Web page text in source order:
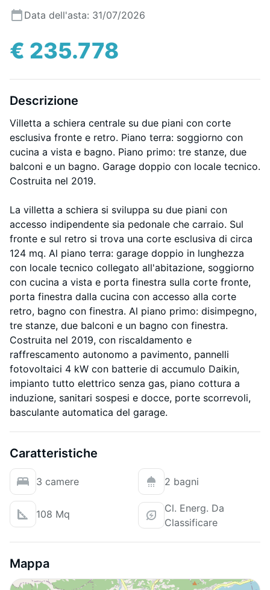
Data dell'asta: 31/07/2026
€ 235.778
Descrizione
Villetta a schiera centrale su due piani con corte
esclusiva fronte e retro. Piano terra: soggiorno con
cucina a vista e bagno. Piano primo: tre stanze, due
balconi e un bagno. Garage doppio con locale tecnico.
Costruita nel 2019.
La villetta a schiera si sviluppa su due piani con
accesso indipendente sia pedonale che carraio. Sul
fronte e sul retro si trova una corte esclusiva di circa
124 mq. Al piano terra: garage doppio in lunghezza
con locale tecnico collegato all'abitazione, soggiorno
con cucina a vista e porta finestra sulla corte fronte,
porta finestra dalla cucina con accesso alla corte
retro, bagno con finestra. Al piano primo: disimpegno,
tre stanze, due balconi e un bagno con finestra.
Costruita nel 2019, con riscaldamento e
raffrescamento autonomo a pavimento, pannelli
fotovoltaici 4 kW con batterie di accumulo Daikin,
impianto tutto elettrico senza gas, piano cottura a
induzione, sanitari sospesi e docce, porte scorrevoli,
basculante automatica del garage.
Caratteristiche
3 camere 2 bagni
108 Mq
Cl. Energ. Da
Classificare
Mappa